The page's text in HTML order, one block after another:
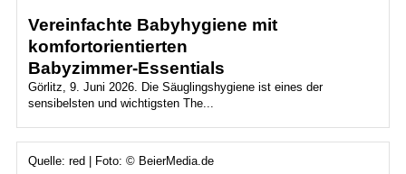
Vereinfachte Babyhygiene mit
komfortorientierten
Babyzimmer‑Essentials
Görlitz, 9. Juni 2026. Die Säuglingshygiene ist eines der
sensibelsten und wichtigsten The...
Quelle: red | Foto: © BeierMedia.de